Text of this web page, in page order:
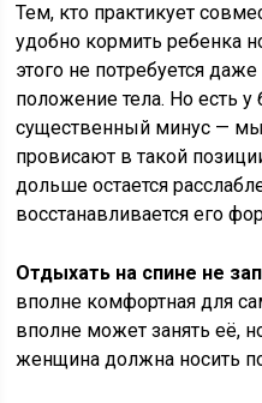
Тем, кто практикует
удобно кормить ребенка
этого не потребуется
положение тела. Но есть
существенный минус —
провисают в такой
дольше остается
восстанавливается его
Отдыхать на спине не
вполне комфортная для
вполне может занять её,
женщина должна носить